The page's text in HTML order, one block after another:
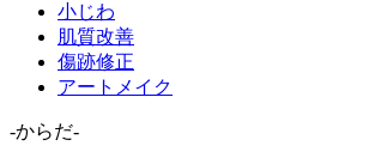
小じわ
肌質改善
傷跡修正
アートメイク
-からだ-